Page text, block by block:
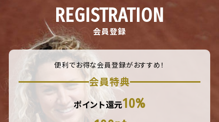
REGISTRATION
会員登録
便利でお得な会員登録がおすすめ！
会員特典
ポイント還元10%